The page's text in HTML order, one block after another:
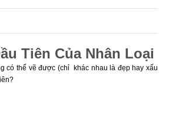
Tiên Của Nhân Loại
có thể vẽ được (chỉ khác nhau là đẹp hay xấu